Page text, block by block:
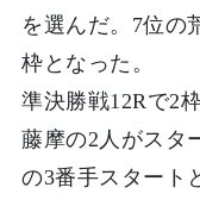
を選んだ。7位の
枠となった。
準決勝戦12Rで2
藤摩の2人がスタ
の3番手スタート